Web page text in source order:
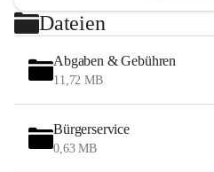
Dateien
Abgaben & Gebühren
11,72 MB
Bürgerservice
0,63 MB